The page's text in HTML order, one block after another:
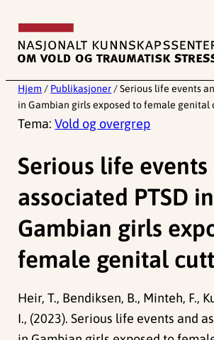
innhold
Hjem / Publikasjoner / Serious life events
in Gambian girls exposed to female genital
Tema:Vold og overgrep
Serious life events
associated PTSD in
Gambian girls
female genital
Heir, T., Bendiksen, B., Minteh, F.,
I., (2023). Serious life events and